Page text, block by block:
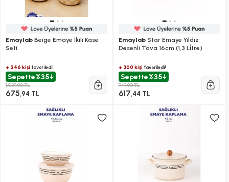
Emaylab Beige Emaye İkili Kase
Seti
+ 246 kişi favoriledi!
Sepette%35
1.039,90 TL
675,94 TL
EmaylabStar Emaye Yıldız
Desenli Tava 16cm (1,3 Li̇tre)
+ 300 kişifavoriledi!
Sepette%35
949,90 TL
617,44 TL